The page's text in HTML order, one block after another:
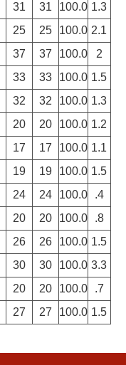
31 31 100.0 1.3
25 25 100.0 2.1
37 37 100.0
2
33 33 100.0 1.5
32 32 100.0 1.3
20 20 100.0 1.2
17 17 100.0 1.1
19 19 100.0 1.5
24 24 100.0
.4
20 20 100.0
.8
26 26 100.0 1.5
30 30 100.0 3.3
20 20 100.0
.7
27 27 100.0 1.5